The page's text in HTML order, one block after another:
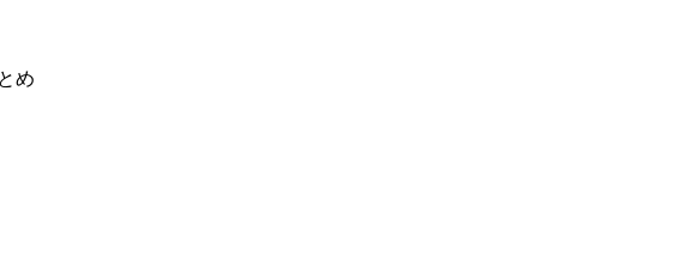
め